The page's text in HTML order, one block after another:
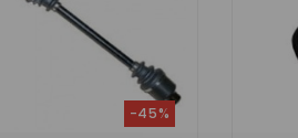
-45%